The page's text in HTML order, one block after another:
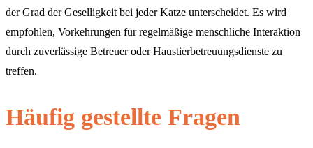
der Grad der Geselligkeit bei jeder Katze unterscheidet. Es wird
empfohlen, Vorkehrungen für regelmäßige menschliche Interaktion
durch zuverlässige Betreuer oder Haustierbetreuungsdienste zu
treffen.
Häufig gestellte Fragen